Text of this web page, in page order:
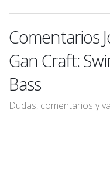
Comentarios
Gan Craft:
Bass
Dudas, comentarios y